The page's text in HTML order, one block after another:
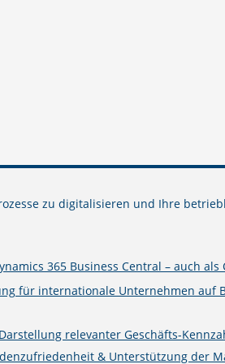
zu digitalisieren und Ihre
365 Business Central – auch als
für internationale Unternehmen auf
relevanter Geschäfts-
& Unterstützung der